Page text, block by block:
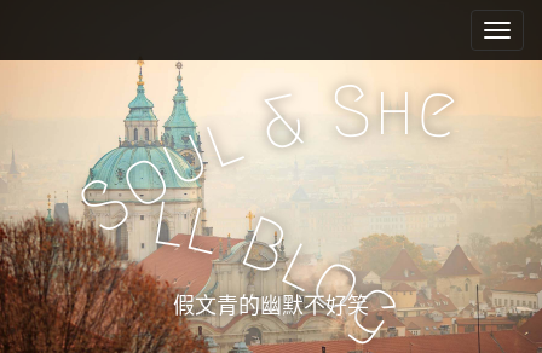
e
n
u
i
c
n
t
e
n
t
Soul & She
llBl
og
假文青的幽默不好笑